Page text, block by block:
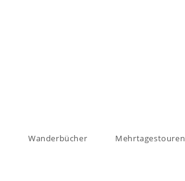
Wanderbücher Mehrtagestouren